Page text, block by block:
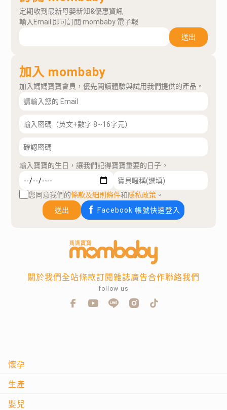
定期收到最新母嬰新知&優惠資訊
輸入Email 即可訂閱 mombaby 電子報
送出
加入 mombaby
加入媽媽寶寶會員，優先閱讀體驗與試用我們提供的產品。
輸入寶寶的生日，讓我們記得寶寶重要的日子。
您同意我們的條款及細則條件和隱私政策 。
送出
Facebook 帳號快速登入
懷孕
生產
嬰兒
關於我們全站條款訂閱雜誌廣告合作聯絡我們
follow us